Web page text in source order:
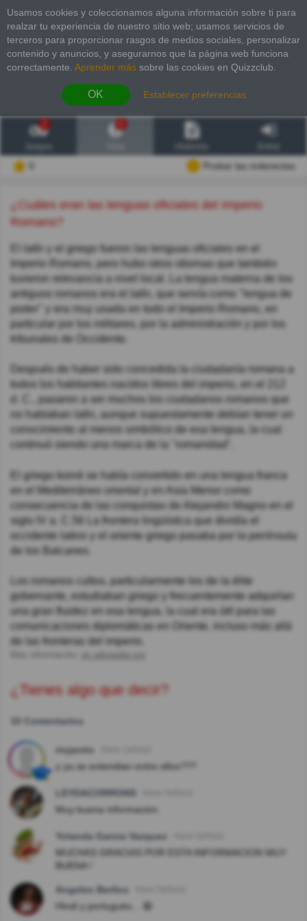
Usamos cookies y coleccionamos alguna información sobre ti para
realzar tu experiencia de nuestro sitio web; usamos servicios de
terceros para proporcionar rasgos de medios sociales, personalizar
contenido y anuncios, y asegurarnos que la página web funciona
correctamente. Aprender más sobre las cookies en Quizzclub.
OK Establecer preferencias
2
Probar las inderectas
¿Cuáles eran las lenguas oficiales del Imperio
Romano?
El latín y el griego fueron las lenguas oficiales en el
Imperio Romano, pero hubo otros idiomas que también
tuvieron relevancia a nivel local. La lengua materna de los
antiguos romanos era el latín, que servía como "lengua de
poder"​ y era muy usada en todo el Imperio Romano,​ en
particular por los militares, por la administración y por los
tribunales de Occidente.​
Después de haber sido concedida la ciudadanía romana a
todos los habitantes nacidos libres del imperio, en el 212
d. C., pasaron a ser muchos los ciudadanos romanos que
no hablaban latín, aunque supuestamente debían tener un
conocimiento al menos simbólico de esa lengua, la cual
continuó siendo una marca de la "romanidad".
El griego koiné se había convertido en una lengua franca
en el Mediterráneo oriental y en Asia Menor como
consecuencia de las conquistas de Alejandro Magno en el
siglo IV a. C.5​6​ La frontera lingüística que dividía el
occidente latino y el oriente griego pasaba por la península
de los Balcanes.
Los romanos cultos, particularmente los de la élite
gobernante, estudiaban griego y frecuentemente adquirían
una gran fluidez en esa lengua, la cual era útil para las
comunicaciones diplomáticas en Oriente, incluso más allá
de las fronteras del imperio.
¿Tienes algo que decir?
10 Comentarios
riojanito
y ya se entendian entre ellos???
LEYDACORRONS
Muy buena información.
Yolanda Garcia Vazquez
MUCHAS GRACIAS POR ESTA INFORMACION MUY
BUENA !
Angeles Berlioz
Hindi y portugués... 😄